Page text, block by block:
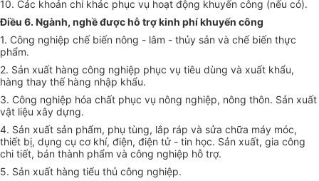
10. Các khoản chi khác phục vụ hoạt động khuyến công (nếu có).
Điều 6. Ngành, nghề được hỗ trợ kinh phí khuyến công
1. Công nghiệp chế biến nông - lâm - thủy sản và chế biến thực
phẩm.
2. Sản xuất hàng công nghiệp phục vụ tiêu dùng và xuất khẩu,
hàng thay thế hàng nhập khẩu.
3. Công nghiệp hóa chất phục vụ nông nghiệp, nông thôn. Sản xuất
vật liệu xây dựng.
4. Sản xuất sản phẩm, phụ tùng, lắp ráp và sửa chữa máy móc,
thiết bị, dụng cụ cơ khí, điện, điện tử - tin học. Sản xuất, gia công
chi tiết, bán thành phẩm và công nghiệp hỗ trợ.
5. Sản xuất hàng tiểu thủ công nghiệp.